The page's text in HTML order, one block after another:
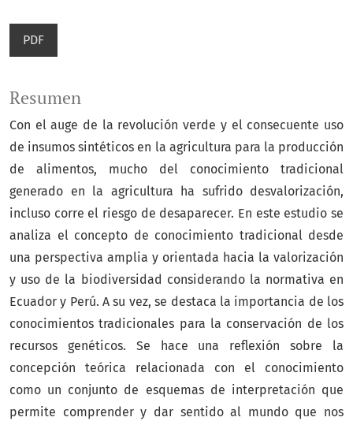
PDF
Resumen
Con el auge de la revolución verde y el consecuente uso
de insumos sintéticos en la agricultura para la producción
de alimentos, mucho del conocimiento tradicional
generado en la agricultura ha sufrido desvalorización,
incluso corre el riesgo de desaparecer. En este estudio se
analiza el concepto de conocimiento tradicional desde
una perspectiva amplia y orientada hacia la valorización
y uso de la biodiversidad considerando la normativa en
Ecuador y Perú. A su vez, se destaca la importancia de los
conocimientos tradicionales para la conservación de los
recursos genéticos. Se hace una reflexión sobre la
concepción teórica relacionada con el conocimiento
como un conjunto de esquemas de interpretación que
permite comprender y dar sentido al mundo que nos